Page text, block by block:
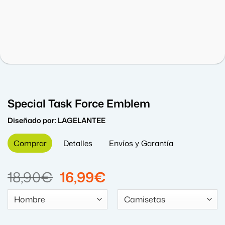
Special Task Force Emblem
Diseñado por:LAGELANTEE
Comprar Detalles Envíos y Garantía
18,90€ El
precio
original
16,99€
precio
actual